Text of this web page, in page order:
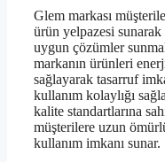
Glem markası
ürün yelpazesi sunarak
uygun çözümler
markanın ürünleri
sağlayarak tasarruf
kullanım kolaylığı
kalite standartlarına
müşterilere uzun
kullanım imkanı sunar.